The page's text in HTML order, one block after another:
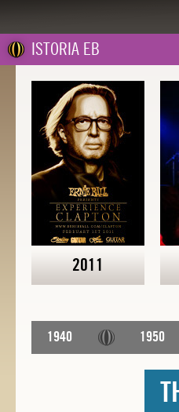
ISTORIA EB
2011
1940 1950